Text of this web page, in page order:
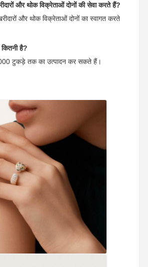
हार
और थोक विक्रेताओं दोनों की सेवा करते हैं?
और थोक विक्रेताओं दोनों का स्वागत करते
कितनी है?
टुकड़े तक का उत्पादन कर सकते हैं।